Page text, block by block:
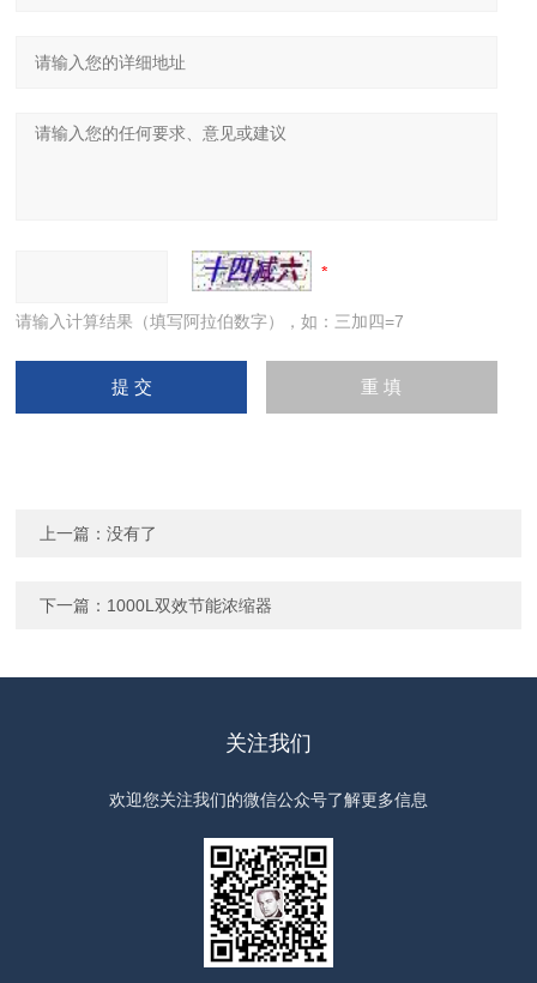
请输入计算结果（填写阿拉伯数字），如：三加四=7
上一篇：没有了
下一篇： 1000L双效节能浓缩器
关注我们
欢迎您关注我们的微信公众号了解更多信息